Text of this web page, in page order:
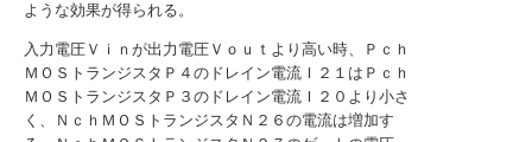
ような効果が得られる。
入力電圧Ｖｉｎが出力電圧Ｖｏｕｔより高い時、Ｐｃｈ
ＭＯＳトランジスタＰ４のドレイン電流Ｉ２１はＰｃｈ
ＭＯＳトランジスタＰ３のドレイン電流Ｉ２０より小さ
く、ＮｃｈＭＯＳトランジスタＮ２６の電流は増加す